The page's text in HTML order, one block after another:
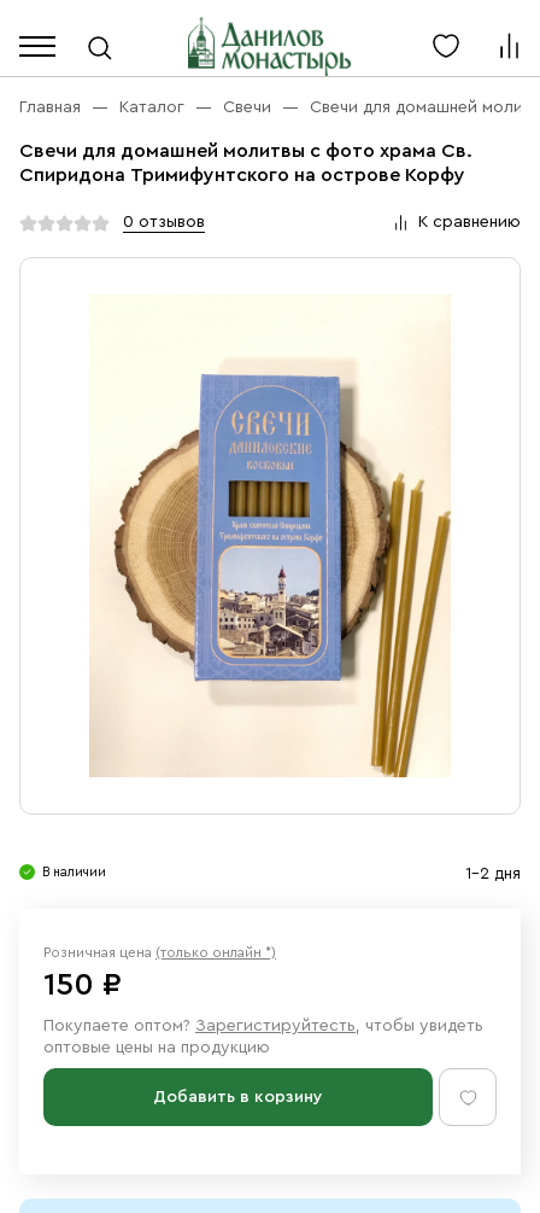
Каталог
Акции
Богослужебная и Церковная утварь
Православные подарки
Ювелирные изделия
Каталог
О компании Бренды
Контакты
+7 (916) 868-10-00
Розница, будни с 9 до 16
+7 (925) 417 07-93
Оптом, будни с 9 до 17
Главная Каталог Свечи Свечи для домашней
Свечи для домашней молитвы с фото храма Св.
Спиридона Тримифунтского на острове Корфу
0 отзывов К сравнению
В наличии 1-2 дня
Розничная цена (только онлайн *)
150 ₽
Покупаете оптом? Зарегистируйтесть, чтобы увидеть
оптовые цены на продукцию
Добавить в корзину